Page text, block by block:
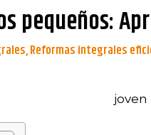
pequeños:
,Reformas integrales